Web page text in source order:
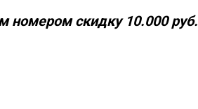
номером скидку 10.000 руб.